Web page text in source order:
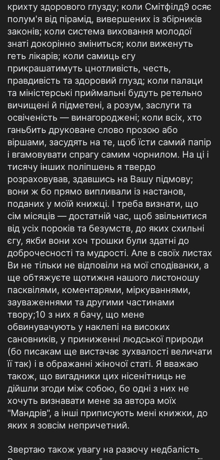
крихту здорового глузду; коли Смітфілд9 осяє
полум'я від пірамід, вивершених із збірників
законів; коли система виховання молодої
знаті докорінно зміниться; коли виженуть
геть лікарів; коли самиць єгу
прикрашатимуть цнотливість, честь,
правдивість та здоровий глузд; коли палаци
та міністерські приймальні будуть ретельно
вичищені й підметені, а розум, заслуги та
освіченість — винагороджені; коли всіх, хто
ганьбить друковане слово прозою або
віршами, засудять на те, щоб їсти самий папір
і вгамовувати спрагу самим чорнилом. На ці і
тисячу інших поліпшень я твердо
розраховував, здавшись на Вашу підмову;
вони ж бо прямо випливали із настанов,
поданих у моїй книжці. І треба визнати, що
сім місяців — достатній час, щоб звільнитися
від усіх пороків та безумств, до яких схильні
єгу, якби вони хоч трошки були здатні до
доброчесності та мудрості. Але в своїх листах
Ви не тільки не відповіли на мої сподіванки, а
ще обтяжуєте щотижня нашого листоношу
пасквілями, коментарями, міркуваннями,
зауваженнями та другими частинами
твору;10 з них я бачу, що мене
обвинувачують у наклепі на високих
сановників, у приниженні людської природи
(бо писакам ще вистачає зухвалості величати
її так) і в ображанні жіночої статі. Я вважаю
також, що вигадники цих нісенітниць не
дійшли згоди між собою, бо одні з них не
хочуть визнавати мене за автора моїх
"Мандрів", а інші приписують мені книжки, до
яких я зовсім непричетний.
Звертаю також увагу на разючу недбалість